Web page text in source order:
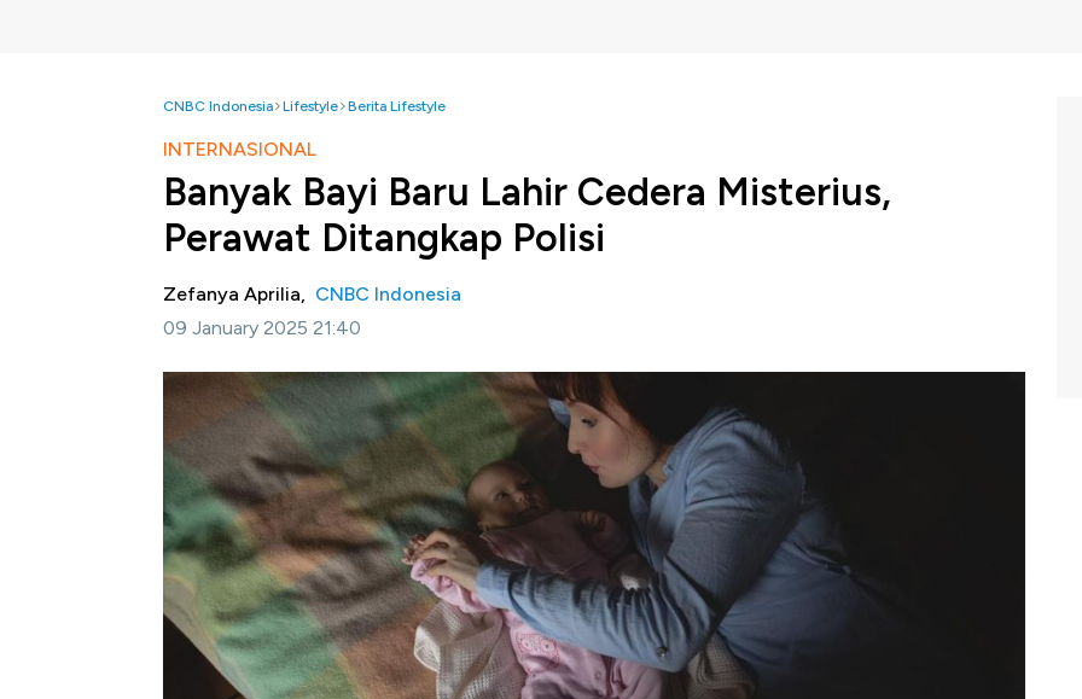
CNBC Indonesia Lifestyle Berita Lifestyle
INTERNASIONAL
Banyak Bayi Baru Lahir Cedera Misterius,
Perawat Ditangkap Polisi
Zefanya Aprilia, CNBC Indonesia
09 January 2025 21:40